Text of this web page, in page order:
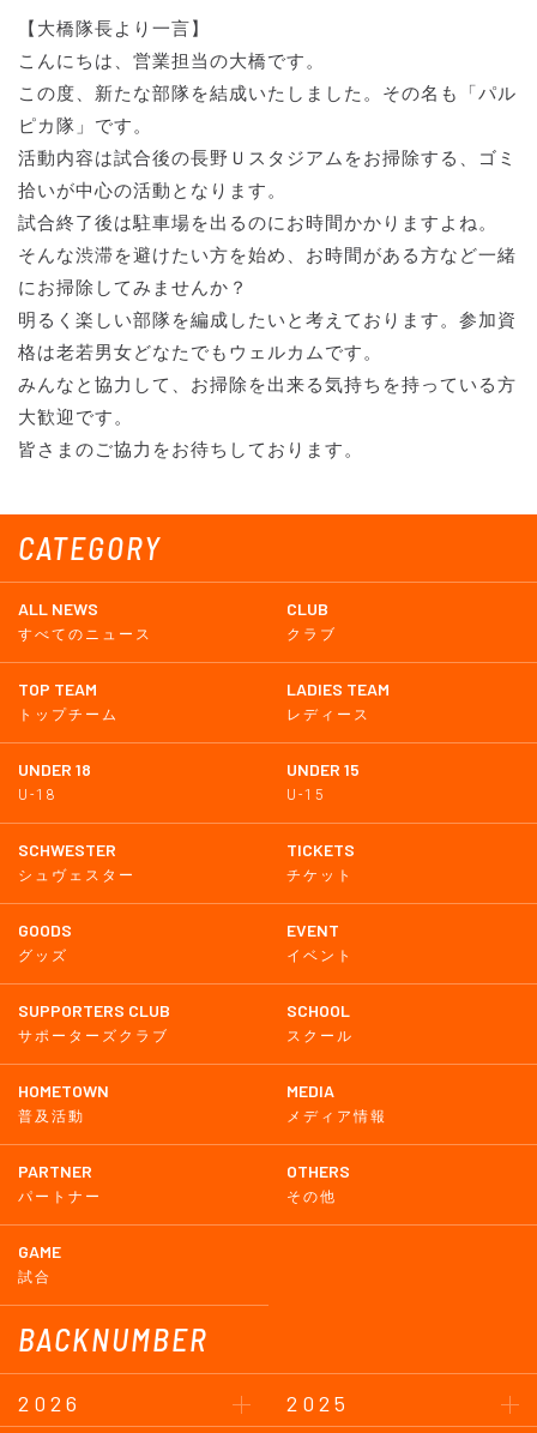
CATEGORY
ALL NEWS
すべてのニュース
CLUB
クラブ
TOP TEAM
トップチーム
LADIES TEAM
レディース
UNDER 18
U-18
UNDER 15
U-15
SCHWESTER
シュヴェスター
TICKETS
チケット
GOODS
グッズ
EVENT
イベント
SUPPORTERS CLUB
サポーターズクラブ
SCHOOL
スクール
HOMETOWN
普及活動
MEDIA
メディア情報
PARTNER
パートナー
OTHERS
その他
GAME
試合
BACKNUMBER
2026
2025
【大橋隊長より一言】
こんにちは、営業担当の大橋です。
この度、新たな部隊を結成いたしました。その名も「パル
ピカ隊」です。
活動内容は試合後の長野Ｕスタジアムをお掃除する、ゴミ
拾いが中心の活動となります。
試合終了後は駐車場を出るのにお時間かかりますよね。
そんな渋滞を避けたい方を始め、お時間がある方など一緒
にお掃除してみませんか？
明るく楽しい部隊を編成したいと考えております。参加資
格は老若男女どなたでもウェルカムです。
みんなと協力して、お掃除を出来る気持ちを持っている方
大歓迎です。
皆さまのご協力をお待ちしております。